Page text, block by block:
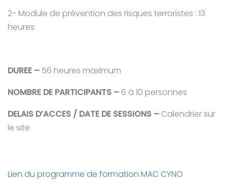
2- Module de prévention des risques terroristes : 13
heures
DUREE – 56 heures maximum
NOMBRE DE PARTICIPANTS – 6 à 10 personnes
DELAIS D’ACCES / DATE DE SESSIONS – Calendrier sur
le site
Lien du programme de formation MAC CYNO